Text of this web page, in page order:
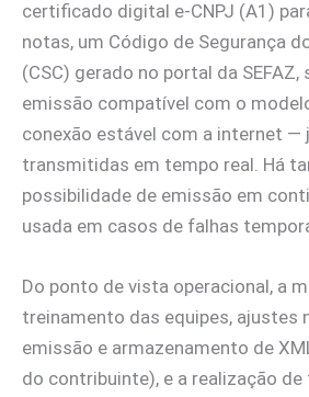
certificado digital e-CNPJ (A1)
notas, um Código de Segurança
(CSC) gerado no portal da
emissão compatível com o
conexão estável com a internet —
transmitidas em tempo real. Há
possibilidade de emissão em
usada em casos de falhas
Do ponto de vista operacional, a
treinamento das equipes, ajustes
emissão e armazenamento de
do contribuinte), e a realização